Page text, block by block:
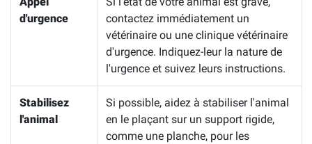
d'urgence
contactez immédiatement un
vétérinaire ou une clinique vétérinaire
d'urgence. Indiquez-leur la nature de
l'urgence et suivez leurs instructions.
Stabilisez
l'animal
Si possible, aidez à stabiliser l'animal
en le plaçant sur un support rigide,
comme une planche, pour les